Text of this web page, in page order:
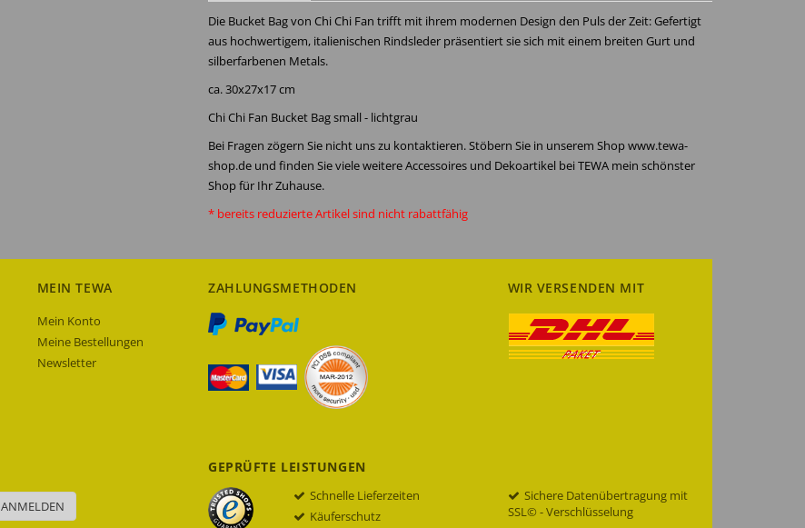
Die Bucket Bag von Chi Chi Fan trifft mit ihrem modernen Design den Puls der Zeit: Gefertigt
aus hochwertigem, italienischen Rindsleder präsentiert sie sich mit einem breiten Gurt und
silberfarbenen Metals.
ca. 30x27x17 cm
Chi Chi Fan Bucket Bag small - lichtgrau
Bei Fragen zögern Sie nicht uns zu kontaktieren. Stöbern Sie in unserem Shop www.tewa-
shop.de und finden Sie viele weitere Accessoires und Dekoartikel bei TEWA mein schönster
Shop für Ihr Zuhause.
* bereits reduzierte Artikel sind nicht rabattfähig
MEIN TEWA
Mein Konto
Meine Bestellungen
Newsletter
ZAHLUNGSMETHODEN WIR VERSENDEN MIT
ANMELDEN
GEPRÜFTE LEISTUNGEN
Schnelle Lieferzeiten
Käuferschutz
Sichere Datenübertragung mit
SSL© - Verschlüsselung